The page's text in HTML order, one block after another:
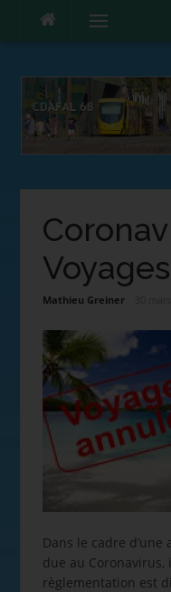
Menu
Voyages
Mathieu Greiner
Dans le cadre d’une
due au
règlementation est